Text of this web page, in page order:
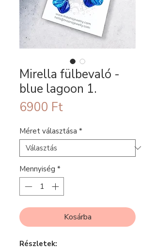
Mirella fülbevaló -
blue lagoon 1.
6900 FtÁr
Méret választása *
Mennyiség *
Kosárba
Részletek: